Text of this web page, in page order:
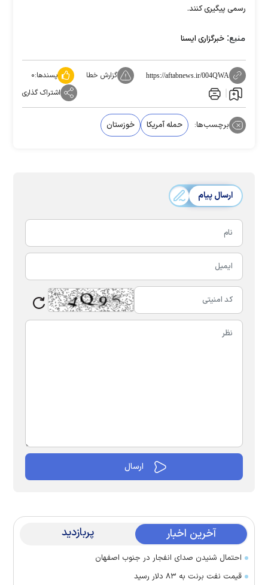
رسمی پیگیری کنند.
منبع: خبرگزاری ایسنا
https://aftabnews.ir/004QWA گزارش خطا پسندها:۰
اشتراک گذاری
برچسب‌ها: حمله آمریکا خوزستان
ارسال پیام
آخرین اخبار پربازدید
احتمال شنیدن صدای انفجار در جنوب اصفهان
قیمت نفت برنت به ۸۳ دلار رسید